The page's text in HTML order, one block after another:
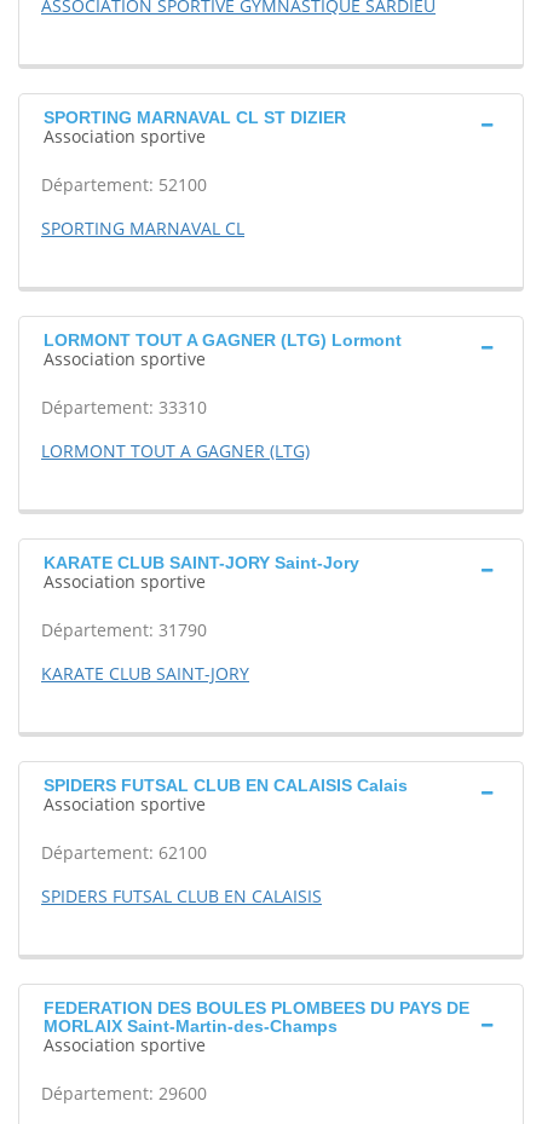
ASSOCIATION SPORTIVE GYMNASTIQUE SARDIEU
SPORTING MARNAVAL CL ST DIZIER
Association sportive
Département: 52100
SPORTING MARNAVAL CL
LORMONT TOUT A GAGNER (LTG) Lormont
Association sportive
Département: 33310
LORMONT TOUT A GAGNER (LTG)
KARATE CLUB SAINT-JORY Saint-Jory
Association sportive
Département: 31790
KARATE CLUB SAINT-JORY
SPIDERS FUTSAL CLUB EN CALAISIS Calais
Association sportive
Département: 62100
SPIDERS FUTSAL CLUB EN CALAISIS
FEDERATION DES BOULES PLOMBEES DU PAYS DE
MORLAIX Saint-Martin-des-Champs
Association sportive
Département: 29600